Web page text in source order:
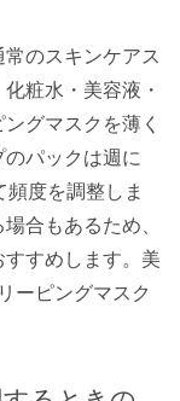
のスキンケアス
粧水・美容液・
グマスクを薄く
パックは週に
度を調整しま
合もあるため、
すめします。美
ーピングマスク